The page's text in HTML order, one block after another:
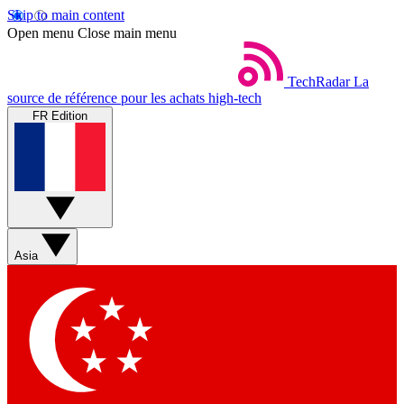
Skip to main content
Open menu Close main menu
TechRadar La
source de référence pour les achats high-tech
FR Edition
Asia